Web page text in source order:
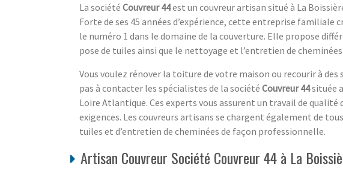
La société Couvreur 44est un couvreur artisan situé à La
Forte de ses 45 années d’expérience, cette entreprise familiale
le numéro 1 dans le domaine de la couverture. Elle propose
pose de tuiles ainsi que le nettoyage et l’entretien de
Vous voulez rénover la toiture de votre maison ou recourir à des
pas à contacter les spécialistes de la société Couvreur 44située
Loire Atlantique. Ces experts vous assurent un travail de qualité
exigences. Les couvreurs artisans se chargent également de
tuiles et d’entretien de cheminées de façon professionnelle.
Artisan Couvreur Société Couvreur 44 à La